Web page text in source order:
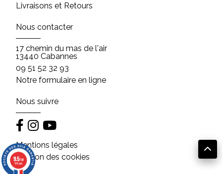
Livraisons et Retours
Nous contacter
17 chemin du mas de l'air
13440 Cabannes
09 51 52 32 93
Notre formulaire en ligne
Nous suivre
Mentions légales
Gestion des cookies
9.5/10
134 avis